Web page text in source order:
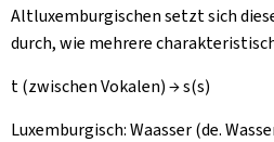
Altluxemburgischen setzt sich
durch, wie mehrere
t (zwischen Vokalen) → s(s)
Luxemburgisch:Waasser(de.